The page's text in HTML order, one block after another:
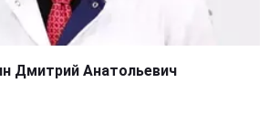
Дмитрий Анатольевич